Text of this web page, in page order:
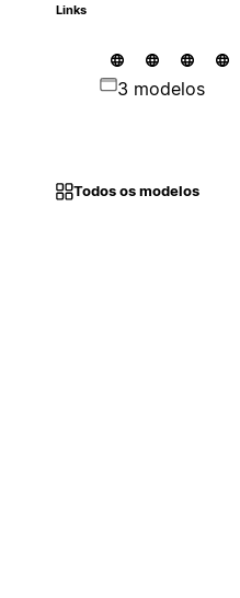
Links
3 modelos
Todos os modelos